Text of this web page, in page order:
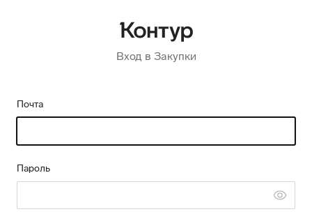
Вход в Закупки
Почта
Пароль